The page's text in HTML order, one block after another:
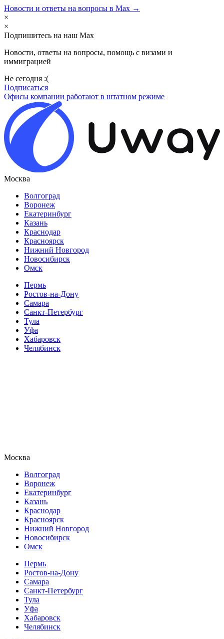
Новости и ответы на вопросы в Max →
×
×
Подпишитесь на наш Max
Новости, ответы на вопросы, помощь с визами и
иммиграцией
Не сегодня :(
Подписаться
Офисы компании работают в штатном режиме
Москва
Волгоград
Воронеж
Екатеринбург
Казань
Краснодар
Красноярск
Нижний Новгород
Новосибирск
Омск
Пермь
Ростов-на-Дону
Самара
Санкт-Петербург
Тула
Уфа
Хабаровск
Челябинск
Москва
Волгоград
Воронеж
Екатеринбург
Казань
Краснодар
Красноярск
Нижний Новгород
Новосибирск
Омск
Пермь
Ростов-на-Дону
Самара
Санкт-Петербург
Тула
Уфа
Хабаровск
Челябинск